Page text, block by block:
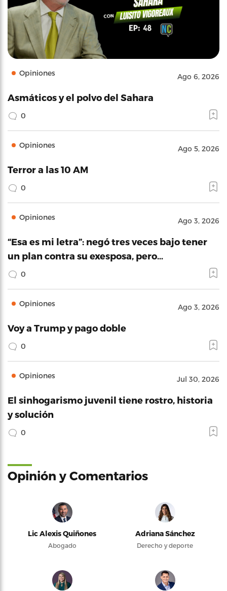
Opiniones Ago 6, 2026
Asmáticos y el polvo del Sahara
0
Opiniones Ago 5, 2026
Terror a las 10 AM
0
Opiniones Ago 3, 2026
“Esa es mi letra”: negó tres veces bajo tener
un plan contra su exesposa, pero…
0
Opiniones Ago 3, 2026
Voy a Trump y pago doble
0
Opiniones Jul 30, 2026
El sinhogarismo juvenil tiene rostro, historia
y solución
0
Opinión y Comentarios
Lic Alexis Quiñones
Abogado
Adriana Sánchez
Derecho y deporte